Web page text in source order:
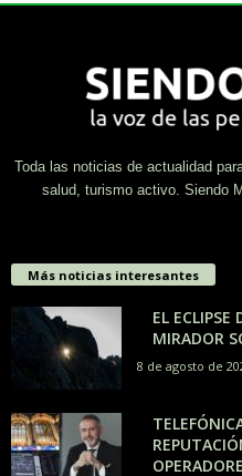
Toda las noticias de actualidad
salud, turismo activo. Siendo
Más noticias interesantes
EL ECLIPSE
MIRADOR
8 de agosto de